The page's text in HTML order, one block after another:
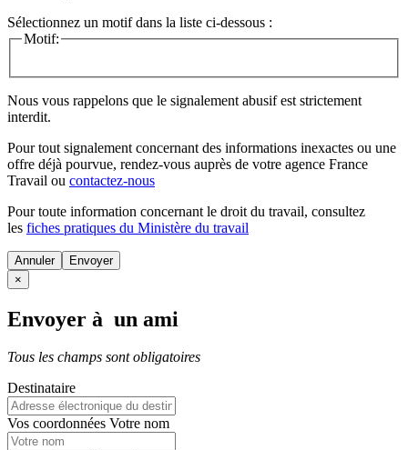
Sélectionnez un motif dans la liste ci-dessous :
Motif:
Nous vous rappelons que le signalement abusif est strictement
interdit.
Pour tout signalement concernant des informations inexactes ou une
offre déjà pourvue, rendez-vous auprès de votre agence France
Travail ou contactez-nous
Pour toute information concernant le droit du travail, consultez
les fiches pratiques du Ministère du travail
Annuler
×
Envoyer à un ami
Tous les champs sont obligatoires
Destinataire
Vos coordonnées Votre nom